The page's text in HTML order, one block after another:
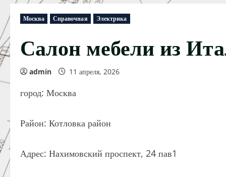
Москва Справочная Электрика
Салон мебели из
admin 11 апреля, 2026
город: Москва
Район: Котловка район
Адрес: Нахимовский проспект, 24 пав1